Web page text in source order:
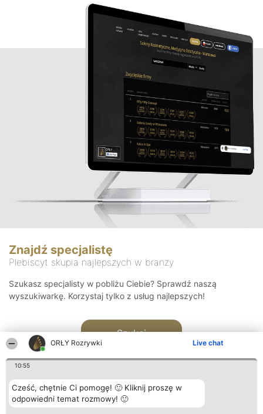
ORŁY Rozrywki Live chat
10:55
Cześć, chętnie Ci pomogę! 🙂 Kliknij proszę w
odpowiedni temat rozmowy! 🙂
Znajdź specjalistę
Plebiscyt skupia najlepszych w branży
Szukasz specjalisty w pobliżu Ciebie? Sprawdź naszą
wyszukiwarkę. Korzystaj tylko z usług najlepszych!
Szukaj